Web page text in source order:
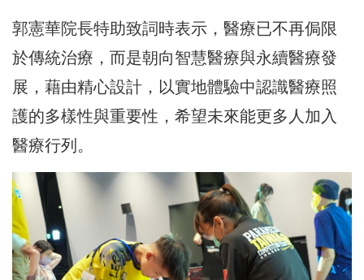
郭憲華院長特助致詞時表示，醫療已不再侷限
於傳統治療，而是朝向智慧醫療與永續醫療發
展，藉由精心設計，以實地體驗中認識醫療照
護的多樣性與重要性，希望未來能更多人加入
醫療行列。